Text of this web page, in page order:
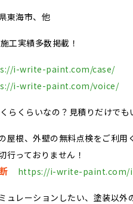
東海市、他
工実績多数掲載！
i-write-paint.com/case/
i-write-paint.com/voice/
らくらいなの？見積りだけでも
根、外壁の無料点検をご利用
行っておりません！
https://i-write-paint.com/
ュレーションしたい、塗装以